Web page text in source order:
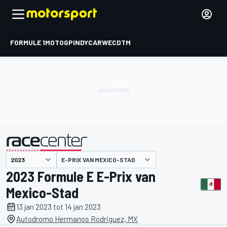
FORMULE 1MOTOGPINDYCARWECDTM
gepresenteerd door E-PRIX VAN MEXICO-STAD
2023 Formule E E-Prix van
Mexico-Stad
13 jan 2023 tot 14 jan 2023
Autodromo Hermanos Rodriguez, MX